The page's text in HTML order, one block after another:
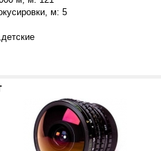
м: 5